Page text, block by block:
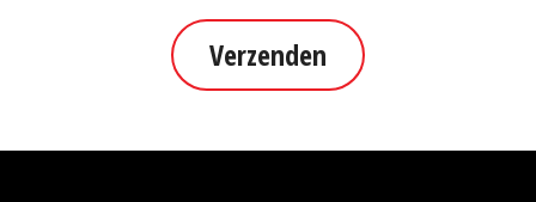
Verzenden